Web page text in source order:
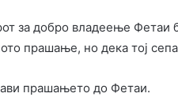
за добро владеење Фетаи
прашање, но дека тој
прашањето до Фетаи.